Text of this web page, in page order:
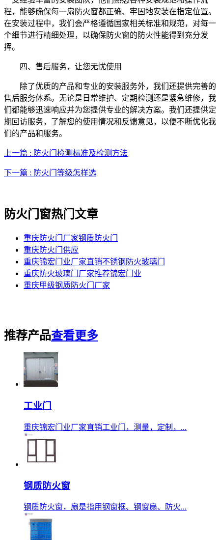
程，能够确保每一扇防火窗都正确、牢固地安装在指定位置。
在安装过程中，我们会严格遵循国家相关标准和规范，对每一
个细节进行精细处理，以确保防火窗的防火性能得到充分发
挥。
四、售后服务，让您无忧使用
除了优质的产品和专业的安装服务外，我们还提供完善的
售后服务体系。无论是日常维护、定期检测还是紧急维修，我
们都能够迅速响应并为您提供专业的解决方案。我们还提供定
期回访服务，了解您的使用情况和反馈意见，以便不断优化我
们的产品和服务。
上一篇 : 防火门检测标准及检测方法
下一篇 : 防火门等级怎样选
防火门窗热门文章
重庆防火门厂家钢质防火门
重庆防火门供应
重庆锦宏门业厂家直销不锈钢防火玻璃门
重庆防火玻璃门厂家推荐锦宏门业
重庆甲级钢质防火门厂家
推荐产品查看更多
工业门
重庆锦宏门业厂家直销工业门，测量，定制，...
钢质防火窗
钢质防火窗，扇是指用钢窗框、钢窗扇、防火...